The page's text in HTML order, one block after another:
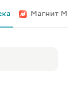
Магнит